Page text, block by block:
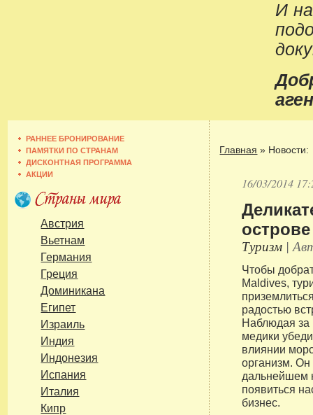
И
РАННЕЕ БРОНИРОВАНИЕ
ПАМЯТКИ ПО СТРАНАМ
ДИСКОНТНАЯ ПРОГРАММА
АКЦИИ
Австрия
Вьетнам
Германия
Греция
Доминикана
Египет
Израиль
Индия
Индонезия
Испания
Италия
Кипр
Главная » Новости:
16/03/2014
Туризм |
Чтобы
Maldives,
радостью
Наблюдая за
медики
влиянии
организм. Он
дальнейшем
появиться
бизнес.